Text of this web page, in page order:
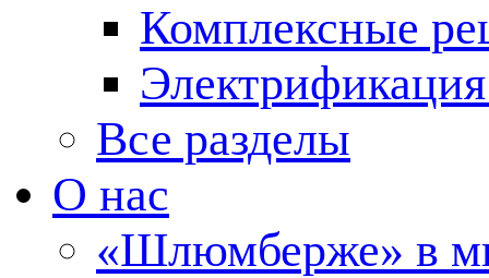
Комплексные
Все разделы
О нас
«Шлюмберже» в